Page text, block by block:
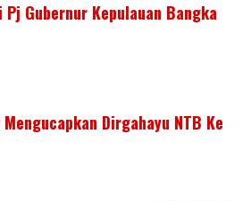
Pj Gubernur Kepulauan Bangka
Dirgahayu NTB Ke